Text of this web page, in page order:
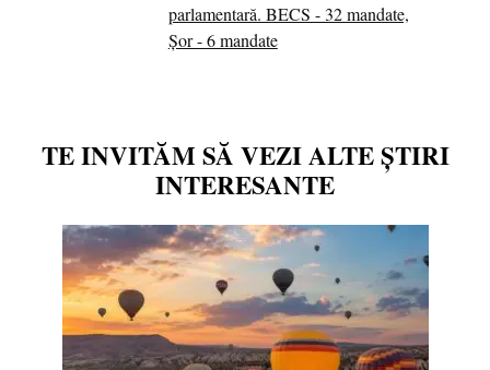
parlamentară. BECS - 32 mandate,
Șor - 6 mandate
TE INVITĂM SĂ VEZI ALTE ȘTIRI
INTERESANTE